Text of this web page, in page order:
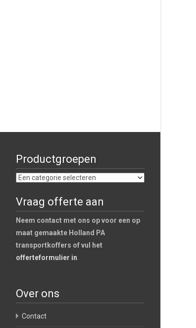
Productgroepen
Vraag offerte aan
Neem contact met ons op voor een op
maat gemaakte Holland PA
transportkoffers of vul het
offerteformulier in
Over ons
Contact